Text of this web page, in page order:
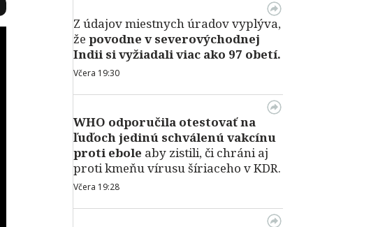
Z údajov miestnych úradov vyplýva,
že povodne v severovýchodnej
Indii si vyžiadali viac ako 97 obetí.
Včera 19:30
WHO odporučila otestovať na
ľuďoch jedinú schválenú vakcínu
proti ebole aby zistili, či chráni aj
proti kmeňu vírusu šíriaceho v KDR.
Včera 19:28